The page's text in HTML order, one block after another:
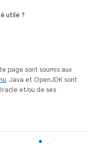
utile ?
page sont soumis aux
. Java et OpenJDK sont
et/ou de ses